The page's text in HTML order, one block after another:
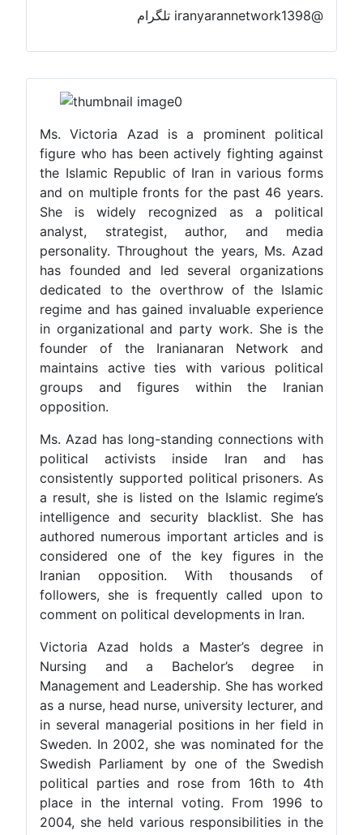
Ms. Victoria Azad is a
figure who has been actively
the Islamic Republic of Iran in
and on multiple fronts for the
She is widely recognized as
analyst, strategist, author,
personality. Throughout the
has founded and led several
dedicated to the overthrow of
regime and has gained invaluable
in organizational and party work.
founder of the Iranianaran
maintains active ties with
groups and figures within
Ms. Azad has long-standing
political activists inside Iran
consistently supported political
a result, she is listed on the
intelligence and security
authored numerous important
considered one of the key
Iranian opposition. With
followers, she is frequently
comment on political developments
Victoria Azad holds a Master’s
Nursing and a Bachelor’s
Management and Leadership. She
as a nurse, head nurse, university
in several managerial positions in
Sweden. In 2002, she was
Swedish Parliament by one of
political parties and rose from
place in the internal voting.
2004, she held various